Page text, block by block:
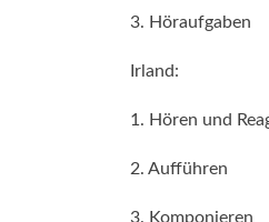
3. Höraufgaben
Irland:
1. Hören und
2. Aufführen
3. Komponieren